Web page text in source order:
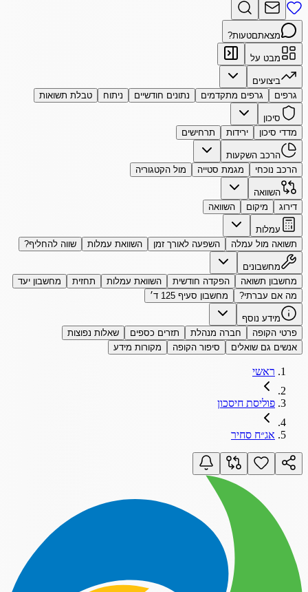
מצאתםטעות?
מבט על
ביצועים
גרפים
גרפים מתקדמים נתונים חודשיים ניתוח טבלת תשואות
סיכון
מדדי סיכון
ירידות תרחישים
הרכב השקעות
הרכב נוכחי
מגמת סטייה מול הקטגוריה
השוואה
דירוג
מיקום השוואה
עמלות
תשואה מול עמלה
השפעה לאורך זמן השוואת עמלות שווה להחליף?
מחשבונים
מחשבון תשואה
הפקדה חודשית השוואת עמלות תחזית
מחשבון יעד
מה אם עברתי?
מחשבון סעיף 125 ד׳
מידע נוסף
פרטי הקופה
חברה מנהלת תזרים כספים
שאלות נפוצות
אנשים גם שואלים
סיפור הקופה מקורות מידע
ראשי
פוליסת חיסכון
אג״ח סחיר